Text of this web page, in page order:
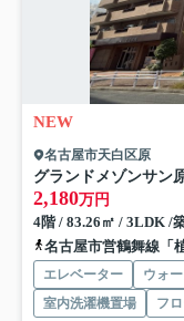
NEW
名古屋市天白区原
グランドメゾンサン
2,180万円
4階 / 83.26㎡ / 3LDK /
名古屋市営鶴舞線「
エレベーター ウォ
室内洗濯機置場
フ